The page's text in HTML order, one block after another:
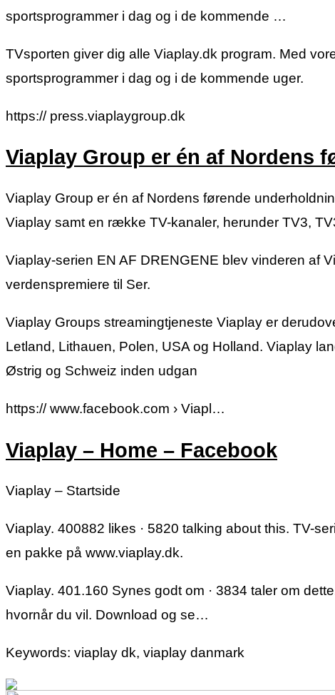
sportsprogrammer i dag og i de kommende …
TVsporten giver dig alle Viaplay.dk program. Med
sportsprogrammer i dag og i de kommende uger.
https:// press.viaplaygroup.dk
Viaplay Group er én af Nordens
Viaplay Group er én af Nordens førende
Viaplay samt en række TV-kanaler, herunder TV3,
Viaplay-serien EN AF DRENGENE blev vinderen af
verdenspremiere til Ser.
Viaplay Groups streamingtjeneste Viaplay er
Letland, Lithauen, Polen, USA og Holland. Viaplay
Østrig og Schweiz inden udgan
https:// www.facebook.com › Viapl…
Viaplay – Home – Facebook
Viaplay – Startside
Viaplay. 400882 likes · 5820 talking about this. TV-
en pakke på www.viaplay.dk.
Viaplay. 401.160 Synes godt om · 3834 taler om
hvornår du vil. Download og se…
Keywords: viaplay dk, viaplay danmark